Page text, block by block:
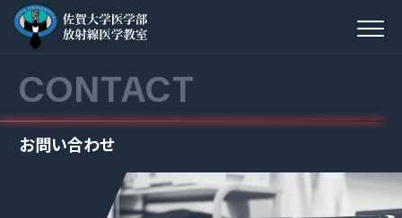
CONTACT
お問い合わせ